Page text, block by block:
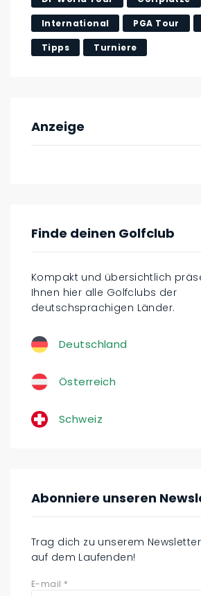
International PGA Tour
Tipps Turniere
Anzeige
Finde deinen Golfclub
Kompakt und übersichtlich
Ihnen hier alle Golfclubs der
deutschsprachigen Länder.
Deutschland
Österreich
Schweiz
Abonniere unseren
Trag dich zu unserem
auf dem Laufenden!
E-mail *